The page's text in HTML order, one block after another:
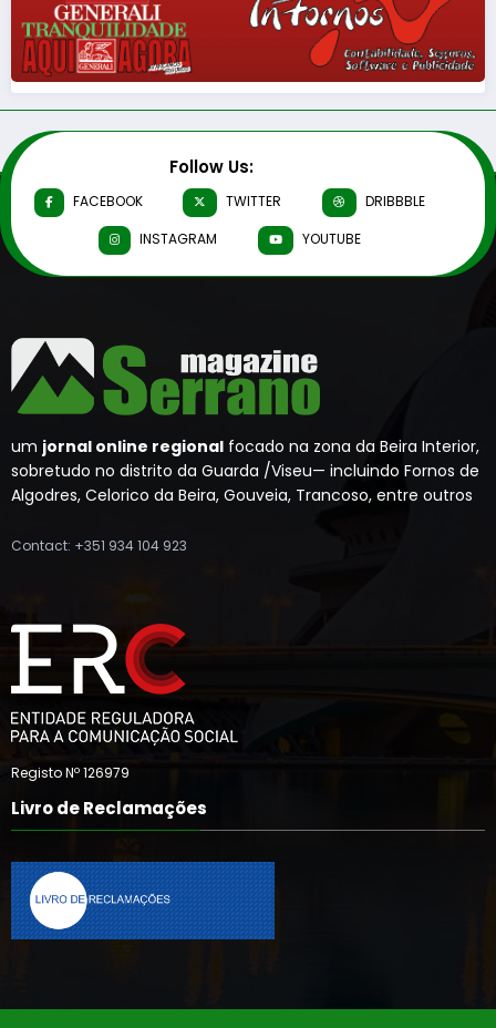
Follow Us:
FACEBOOK TWITTER
DRIBBBLE
INSTAGRAM
YOUTUBE
um jornal online regional focado na zona da Beira Interior,
sobretudo no distrito da Guarda /Viseu— incluindo Fornos de
Algodres, Celorico da Beira, Gouveia, Trancoso, entre outros
Contact: +351 934 104 923
Registo Nº 126979
Livro de Reclamações